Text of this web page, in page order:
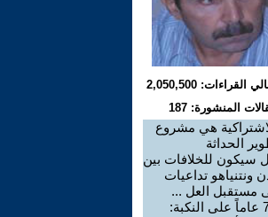
القراءات: 2,050,500
المنشورة: 187
هي مشروع
الحداثة
سيكون للخلافات بين
ونتنياهو تداعيات
مستقبل العل ...
75 عاماً على النكبة: